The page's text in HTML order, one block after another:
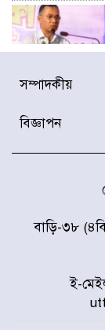
সম্পাদকীয়
বিজ্ঞাপন
বাড়ি-৩৮
ই-